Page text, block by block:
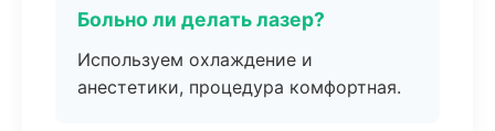
Больно ли делать лазер?
Используем охлаждение и
анестетики, процедура комфортная.